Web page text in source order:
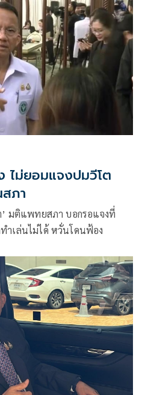
ไม่ยอมแจงปมวีโต
ภา
’ มติแพทยสภา บอกรอแจงที่
ำเล่นไม่ได้ หวั่นโดนฟ้อง